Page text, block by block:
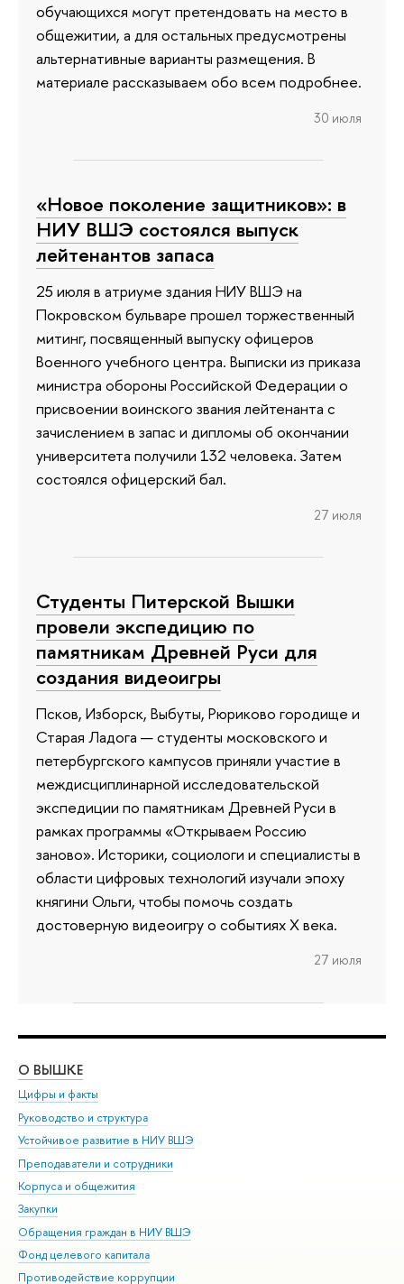
обучающихся могут претендовать на место в
общежитии, а для остальных предусмотрены
альтернативные варианты размещения. В
материале рассказываем обо всем подробнее.
30 июля
«Новое поколение защитников»: в
НИУ ВШЭ состоялся выпуск
лейтенантов запаса
25 июля в атриуме здания НИУ ВШЭ на
Покровском бульваре прошел торжественный
митинг, посвященный выпуску офицеров
Военного учебного центра. Выписки из приказа
министра обороны Российской Федерации о
присвоении воинского звания лейтенанта с
зачислением в запас и дипломы об окончании
университета получили 132 человека. Затем
состоялся офицерский бал.
27 июля
Студенты Питерской Вышки
провели экспедицию по
памятникам Древней Руси для
создания видеоигры
Псков, Изборск, Выбуты, Рюриково городище и
Старая Ладога — студенты московского и
петербургского кампусов приняли участие в
междисциплинарной исследовательской
экспедиции по памятникам Древней Руси в
рамках программы «Открываем Россию
заново». Историки, социологи и специалисты в
области цифровых технологий изучали эпоху
княгини Ольги, чтобы помочь создать
достоверную видеоигру о событиях X века.
27 июля
О ВЫШКЕ
Цифры и факты
Руководство и структура
Устойчивое развитие в НИУ ВШЭ
Преподаватели и сотрудники
Корпуса и общежития
Закупки
Обращения граждан в НИУ ВШЭ
Фонд целевого капитала
Противодействие коррупции